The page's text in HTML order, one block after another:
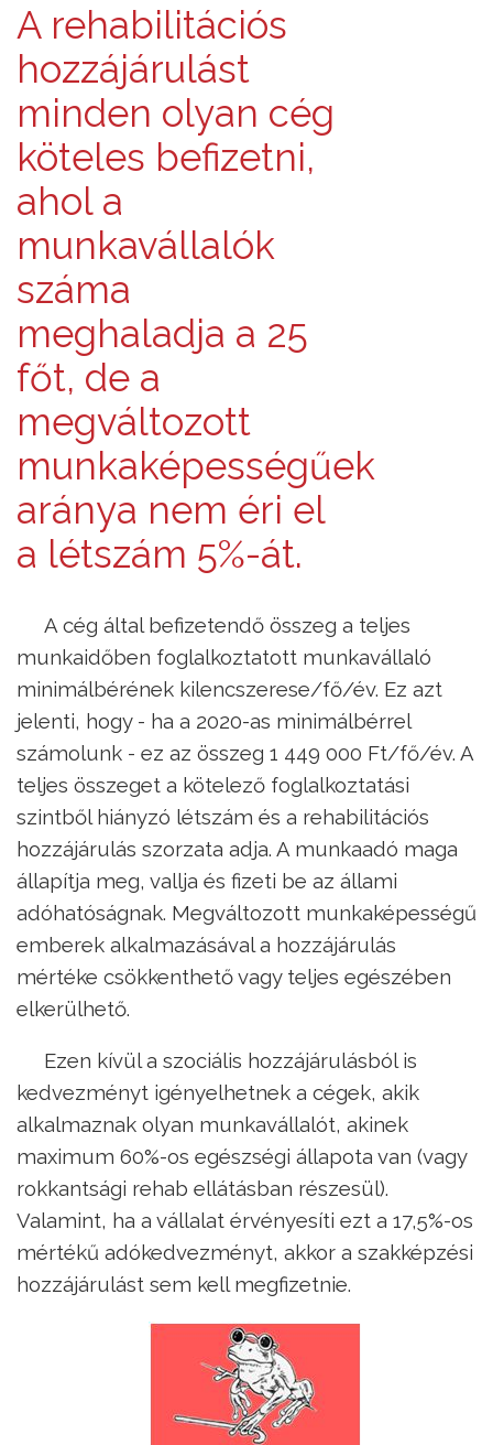
A rehabilitációs
hozzájárulást
minden olyan cég
köteles befizetni,
ahol a
munkavállalók
száma
meghaladja a 25
főt, de a
megváltozott
munkaképességűek
aránya nem éri el
a létszám 5%-át.
A cég által befizetendő összeg a teljes
munkaidőben foglalkoztatott munkavállaló
minimálbérének kilencszerese/fő/év. Ez azt
jelenti, hogy - ha a 2020-as minimálbérrel
számolunk - ez az összeg 1 449 000 Ft/fő/év. A
teljes összeget a kötelező foglalkoztatási
szintből hiányzó létszám és a rehabilitációs
hozzájárulás szorzata adja. A munkaadó maga
állapítja meg, vallja és fizeti be az állami
adóhatóságnak. Megváltozott munkaképességű
emberek alkalmazásával a hozzájárulás
mértéke csökkenthető vagy teljes egészében
elkerülhető.
Ezen kívül a szociális hozzájárulásból is
kedvezményt igényelhetnek a cégek, akik
alkalmaznak olyan munkavállalót, akinek
maximum 60%-os egészségi állapota van (vagy
rokkantsági rehab ellátásban részesül).
Valamint, ha a vállalat érvényesíti ezt a 17,5%-os
mértékű adókedvezményt, akkor a szakképzési
hozzájárulást sem kell megfizetnie.